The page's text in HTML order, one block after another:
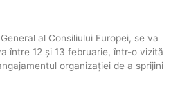
al Consiliului Europei, se va
între 12 și 13 februarie, într-o vizită
organizației de a sprijini